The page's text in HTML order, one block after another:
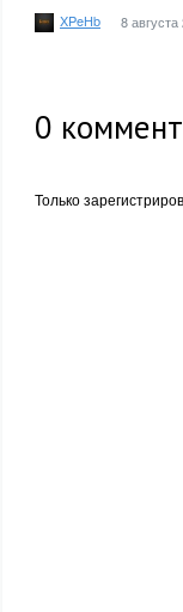
XPeHb 8
0
Только